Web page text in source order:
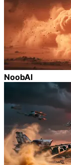
NoobAI